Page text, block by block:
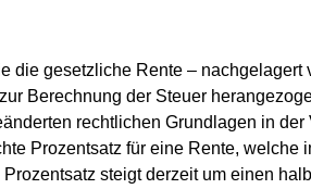
die gesetzliche Rente –
Berechnung der Steuer
rechtlichen Grundlagen in
Prozentsatz für eine Rente, welche
steigt derzeit um einen